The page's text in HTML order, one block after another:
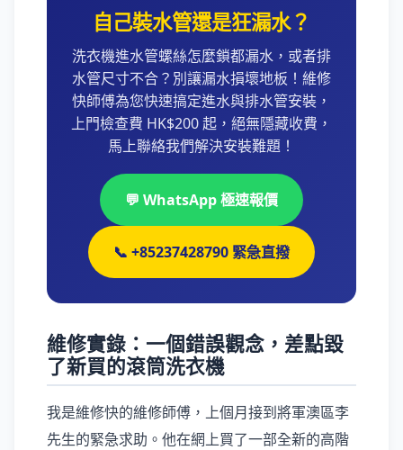
自己裝水管還是狂漏水？
洗衣機進水管螺絲怎麼鎖都漏水，或者排
水管尺寸不合？別讓漏水損壞地板！維修
快師傅為您快速搞定進水與排水管安裝，
上門檢查費 HK$200 起，絕無隱藏收費，
馬上聯絡我們解決安裝難題！
💬 WhatsApp 極速報價
📞 +85237428790 緊急直撥
維修實錄：一個錯誤觀念，差點毀
了新買的滾筒洗衣機
我是維修快的維修師傅，上個月接到將軍澳區李
先生的緊急求助。他在網上買了一部全新的高階